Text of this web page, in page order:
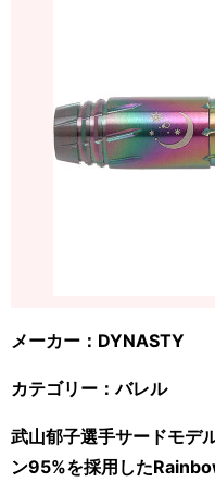
メーカー：DYNASTY
カテゴリー：バレル
武山郁子選手サードモデ
ン95%を採用した